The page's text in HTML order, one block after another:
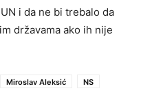
i da ne bi trebalo da
državama ako ih nije
Miroslav Aleksić
NS